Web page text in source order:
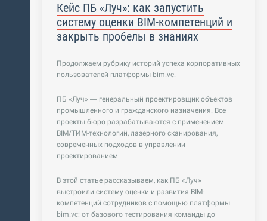
Кейс ПБ «Луч»: как запустить
систему оценки BIM-компетенций и
закрыть пробелы в знаниях
Продолжаем рубрику историй успеха корпоративных
пользователей платформы bim.vc.
ПБ «Луч» — генеральный проектировщик объектов
промышленного и гражданского назначения. Все
проекты бюро разрабатываются с применением
BIM/ТИМ-технологий, лазерного сканирования,
современных подходов в управлении
проектированием.
В этой статье рассказываем, как ПБ «Луч»
выстроили систему оценки и развития BIM-
компетенций сотрудников с помощью платформы
bim.vc: от базового тестирования команды до